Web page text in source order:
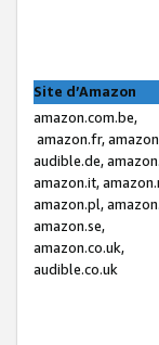
Site d’Amazon
amazon.com.be,
amazon.fr,
audible.de,
amazon.it,
amazon.pl,
amazon.se,
amazon.co.uk,
audible.co.uk